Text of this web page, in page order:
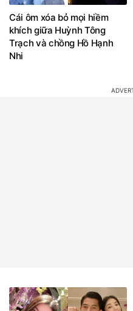
Cái ôm xóa bỏ mọi hiềm
khích giữa Huỳnh Tông
Trạch và chồng Hồ Hạnh
Nhi